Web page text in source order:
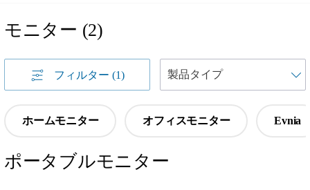
モニター (2)
フィルター (1)
ホームモニター オフィスモニター Evnia
ポータブルモニター